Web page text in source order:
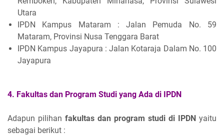
Utara
IPDN Kampus Mataram : Jalan Pemuda No. 59
Mataram, Provinsi Nusa Tenggara Barat
IPDN Kampus Jayapura : Jalan Kotaraja Dalam No. 100
Jayapura
4. Fakultas dan Program Studi yang Ada di IPDN
Adapun pilihan fakultas dan program studi di IPDN yaitu
sebagai berikut :